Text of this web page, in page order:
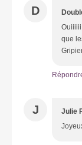
D
que
J Julie